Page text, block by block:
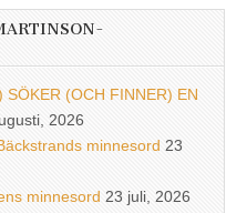
(OCH FINNER) EN
2026
minnesord 23
minnesord 23 juli, 2026